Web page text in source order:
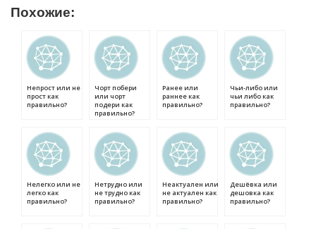
Похожие:
Непрост или не
прост как
правильно?
Чорт побери
или чорт
подери как
правильно?
Ранее или
раннее как
правильно?
Чьи-либо или
чьи либо как
правильно?
Нелегко или не
легко как
правильно?
Нетрудно или
не трудно как
правильно?
Неактуален или
не актуален как
правильно?
Дешёвка или
дешовка как
правильно?